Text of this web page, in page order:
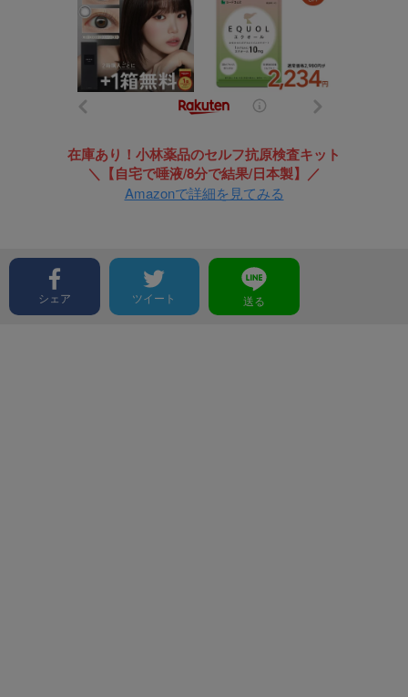
在庫あり！小林薬品のセルフ抗原検査キット
＼【自宅で唾液/8分で結果/日本製】／
Amazonで詳細を見てみる
シェア ツイート 送る